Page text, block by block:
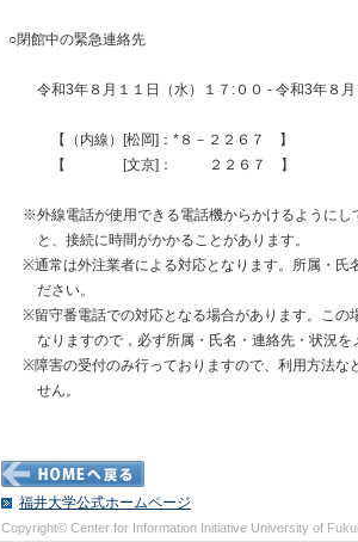
○閉館中の緊急連絡先
令和3年８月１１日（水）１７:００ - 令和3年８月
【（内線）[松岡]：*８－２２６７ 】
【 [文京]： ２２６７ 】
※外線電話が使用できる電話機からかけるようにし
と、接続に時間がかかることがあります。
※通常は外注業者による対応となります。所属・氏
ださい。
※留守番電話での対応となる場合があります。この
なりますので，必ず所属・氏名・連絡先・状況を
※障害の受付のみ行っておりますので、利用方法な
せん。
福井大学公式ホームページ
Copyright© Center for Information Initiative University of